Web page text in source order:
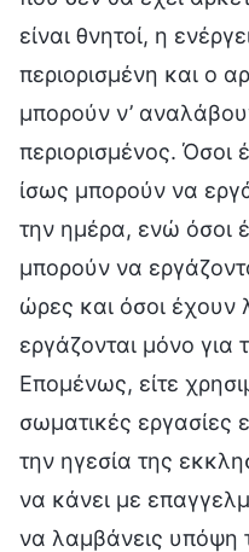
είναι θνητοί, η
περιορισμένη και ο
μπορούν ν’
περιορισμένος. Όσοι
ίσως μπορούν να
την ημέρα, ενώ όσοι
μπορούν να
ώρες και όσοι έχουν
εργάζονται μόνο για
Επομένως, είτε
σωματικές εργασίες
την ηγεσία της
να κάνει με
να λαμβάνεις υπόψη